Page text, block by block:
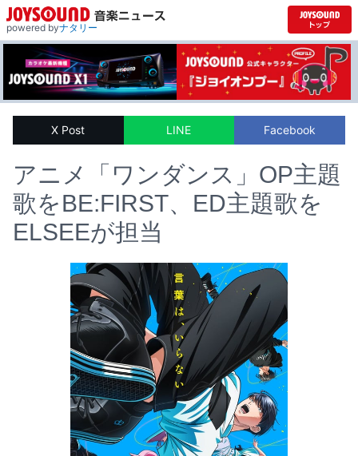
powered byナタリー
X Post LINE Facebook
アニメ「ワンダンス」OP主題
歌をBE:FIRST、ED主題歌を
ELSEEが担当